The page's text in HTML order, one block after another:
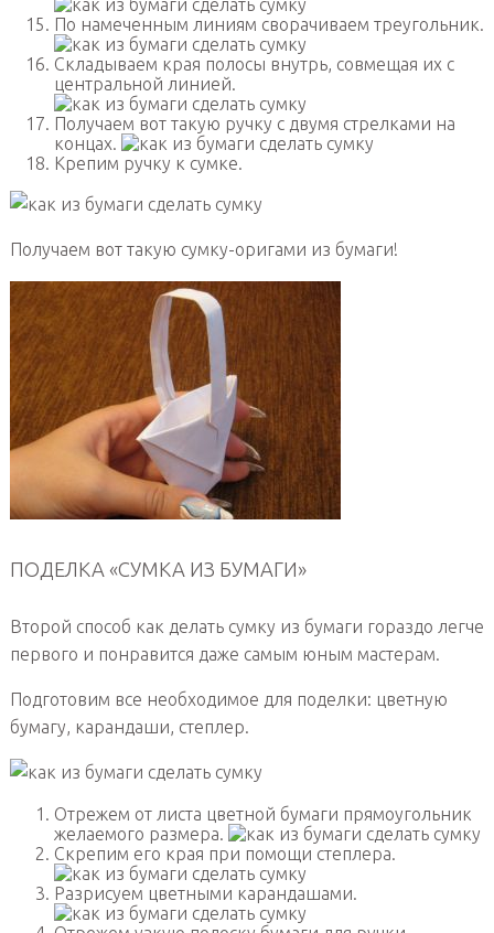
По намеченным линиям сворачиваем треугольник.
Складываем края полосы внутрь, совмещая их с
центральной линией.
Получаем вот такую ручку с двумя стрелками на
концах.
Крепим ручку к сумке.
Получаем вот такую сумку-оригами из бумаги!
ПОДЕЛКА «СУМКА ИЗ БУМАГИ»
Второй способ как делать сумку из бумаги гораздо легче
первого и понравится даже самым юным мастерам.
Подготовим все необходимое для поделки: цветную
бумагу, карандаши, степлер.
Отрежем от листа цветной бумаги прямоугольник
желаемого размера.
Скрепим его края при помощи степлера.
Разрисуем цветными карандашами.